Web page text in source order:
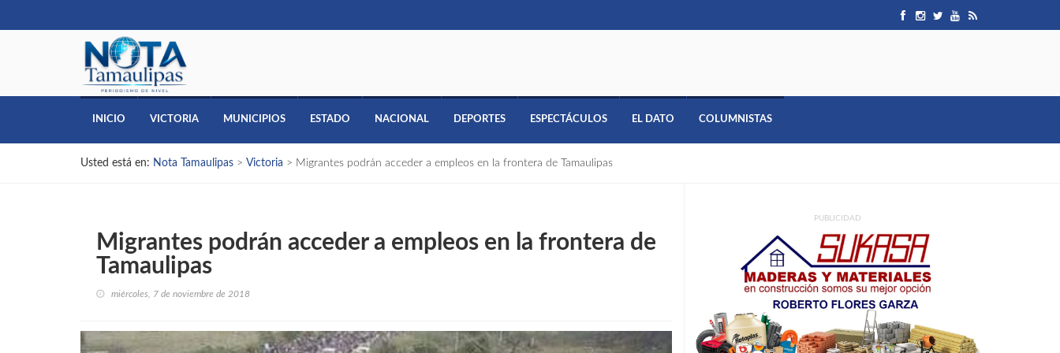
INICIO VICTORIA MUNICIPIOS ESTADO NACIONAL DEPORTES ESPECTÁCULOS EL DATO COLUMNISTAS
Usted está en: Nota Tamaulipas > Victoria > Migrantes podrán acceder a empleos en la frontera de Tamaulipas
Migrantes podrán acceder a empleos en la frontera de
Tamaulipas
miércoles, 7 de noviembre de 2018
PUBLICIDAD